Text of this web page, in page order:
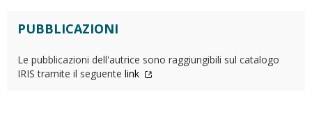
PUBBLICAZIONI
Le pubblicazioni dell'autrice sono raggiungibili sul catalogo
IRIS tramite il seguente link